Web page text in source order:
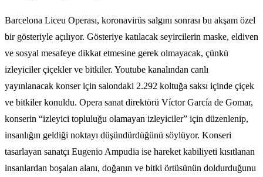
Barcelona Liceu Operası, koronavirüs salgını sonrası bu akşam özel
bir gösteriyle açılıyor. Gösteriye katılacak seyircilerin maske, eldiven
ve sosyal mesafeye dikkat etmesine gerek olmayacak, çünkü
izleyiciler çiçekler ve bitkiler. Youtube kanalından canlı
yayınlanacak konser için salondaki 2.292 koltuğa saksı içinde çiçek
ve bitkiler konuldu. Opera sanat direktörü Víctor García de Gomar,
konserin “izleyici topluluğu olamayan izleyiciler” için düzenlenip,
insanlığın geldiği noktayı düşündürdüğünü söylüyor. Konseri
tasarlayan sanatçı Eugenio Ampudia ise hareket kabiliyeti kısıtlanan
insanlardan boşalan alanı, doğanın ve bitki örtüsünün doldurduğunu